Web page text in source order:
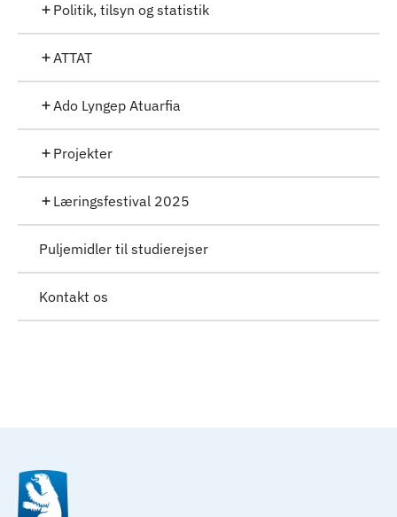
Politik, tilsyn og statistik
ATTAT
Ado Lyngep Atuarfia
Projekter
Læringsfestival 2025
Puljemidler til studierejser
Kontakt os